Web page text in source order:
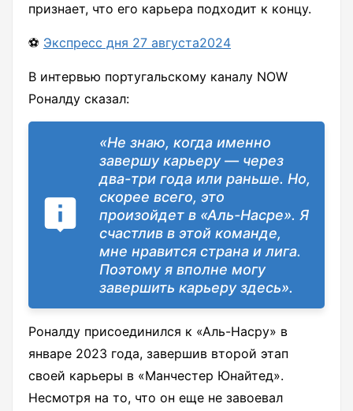
признает, что его карьера подходит к концу.
⚽ Экспресс дня 27 августа2024
В интервью португальскому каналу NOW
Роналду сказал:
«Не знаю, когда именно
завершу карьеру — через
два-три года или раньше. Но,
скорее всего, это
произойдет в «Аль-Насре». Я
счастлив в этой команде,
мне нравится страна и лига.
Поэтому я вполне могу
завершить карьеру здесь».
Роналду присоединился к «Аль-Насру» в
январе 2023 года, завершив второй этап
своей карьеры в «Манчестер Юнайтед».
Несмотря на то, что он еще не завоевал